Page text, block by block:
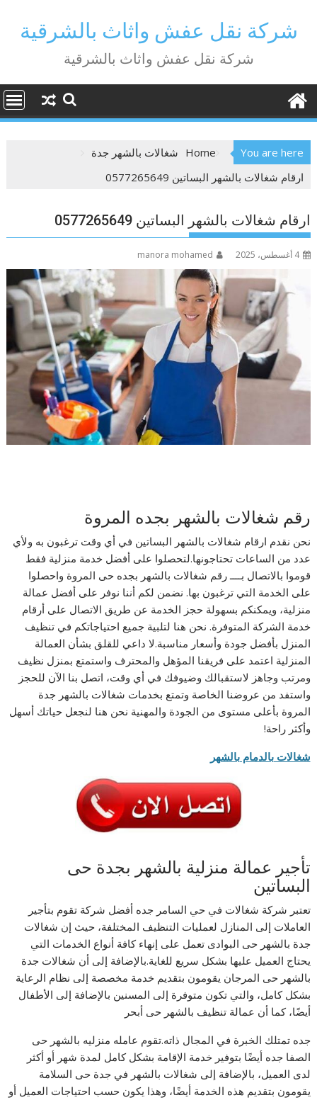
contentشركة نقل عفش واثاث بالشرقية
شركة نقل عفش واثاث بالشرقية
You are here
Home شغالات بالشهر جدة
ارقام شغالات بالشهر البساتين 0577265649
ارقام شغالات بالشهر البساتين 0577265649
4 أغسطس، 2025 manora mohamed
رقم شغالات بالشهر بجده المروة
نحن نقدم ارقام شغالات بالشهر البساتين في أي وقت ترغبون به ولأي
عدد من الساعات تحتاجونها.لتحصلوا على أفضل خدمة منزلية فقط
قوموا بالاتصال بــــ رقم شغالات بالشهر بجده حى المروة واحصلوا
على الخدمة التي ترغبون بها. نضمن لكم أننا نوفر على أفضل عمالة
منزلية، ويمكنكم بسهولة حجز الخدمة عن طريق الاتصال على أرقام
خدمة الشركة المتوفرة. نحن هنا لتلبية جميع احتياجاتكم في تنظيف
المنزل بأفضل جودة وأسعار مناسبة.لا داعي للقلق بشأن العمالة
المنزلية اعتمد على فريقنا المؤهل والمحترف واستمتع بمنزل نظيف
ومرتب وجاهز لاستقبالك وضيوفك في أي وقت، اتصل بنا الآن للحجز
واستفد من عروضنا الخاصة وتمتع بخدمات شغالات بالشهر جدة
المروة بأعلى مستوى من الجودة والمهنية نحن هنا لنجعل حياتك أسهل
وأكثر راحة!
شغالات بالدمام بالشهر
تأجير عمالة منزلية بالشهر بجدة حى
البساتين
تعتبر شركة شغالات في حي السامر جده أفضل شركة تقوم بتأجير
العاملات إلى المنازل لعمليات التنظيف المختلفة، حيث إن شغالات
جدة بالشهر حى البوادى تعمل على إنهاء كافة أنواع الخدمات التي
يحتاج العميل عليها بشكل سريع للغاية.بالإضافة إلى أن شغالات جدة
بالشهر حى المرجان يقومون بتقديم خدمة مخصصة إلى نظام الرعاية
بشكل كامل، والتي تكون متوفرة إلى المسنين بالإضافة إلى الأطفال
أيضًا، كما أن عمالة تنظيف بالشهر حى أبحر
جده تمتلك الخبرة في المجال ذاته.تقوم عامله منزليه بالشهر حى
الصفا جده أيضًا بتوفير خدمة الإقامة بشكل كامل لمدة شهر أو أكثر
لدى العميل، بالإضافة إلى شغالات بالشهر في جدة حى السلامة
يقومون بتقديم هذه الخدمة أيضًا، وهذا يكون حسب احتياجات العميل أو